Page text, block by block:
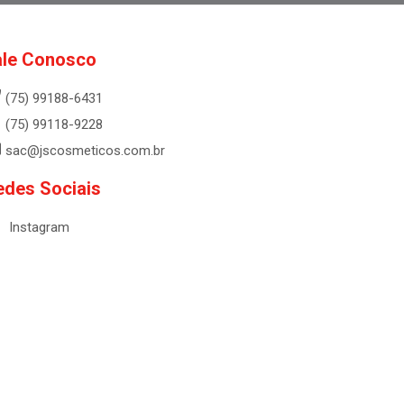
Conosco
(75) 99188-6431
(75) 99118-9228
sac@jscosmeticos.com.br
Sociais
Instagram